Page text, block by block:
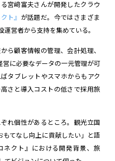
宮﨑富夫さんが開発したクラウ
ト』 が話題だ。今ではさまざま
営者から支持を集めている。
ら顧客情報の管理、会計処理、
営に必要なデータの一元管理が可
タブレットやスマホからもアク
さと導入コストの低さで採用旅
れ個性があるところ。観光立国
もてなし向上に貢献したい」と語
ネクト』における開発背景、旅